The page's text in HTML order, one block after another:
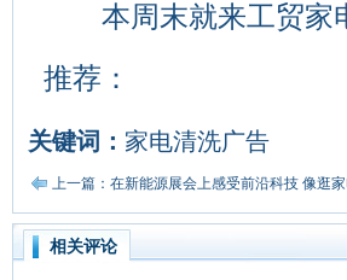
本周末就来工贸家
推荐：
关键词： 家电清洗广告
上一篇：在新能源展会上感受前沿科技 像逛
相关评论